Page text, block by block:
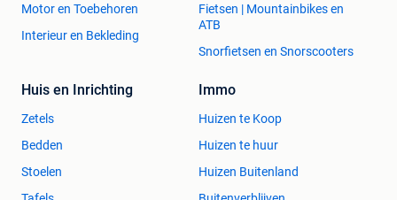
Motor en Toebehoren
Interieur en Bekleding
Fietsen | Mountainbikes en
ATB
Snorfietsen en Snorscooters
Huis en Inrichting
Zetels
Bedden
Stoelen
Immo
Huizen te Koop
Huizen te huur
Huizen Buitenland